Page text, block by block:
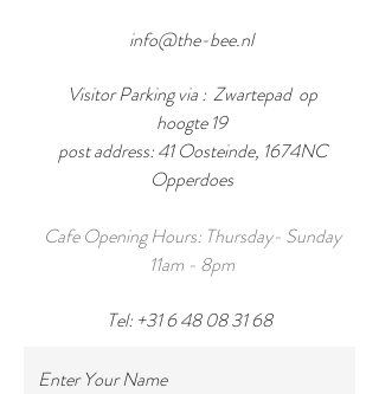
info@the-bee.nl
Visitor Parking via : Zwartepad op
hoogte 19
post address: 41 Oosteinde, 1674NC
Opperdoes
Cafe Opening Hours: Thursday- Sunday
11am - 8pm
Tel: +31 6 48 08 31 68
Enter Your Name